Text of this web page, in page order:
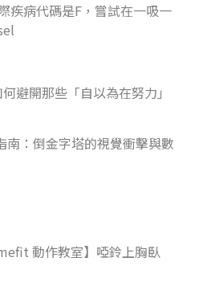
疾病代碼是F，嘗試在一吸一
避開那些「自以為在努力」
南：倒金字塔的視覺衝擊與數
動作教室】啞鈴上胸臥